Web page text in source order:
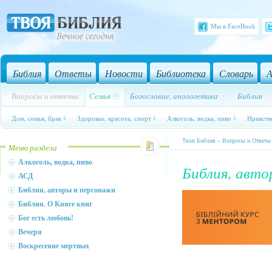
Мы в FaceBook
Библия Ответы Новости Библиотека Словарь
Вопросы и ответы: Семья Богословие, апологетика Библия
Дом, семья, брак Здоровье, красота, спорт Алкоголь, водка, пиво
Меню раздела
Алкоголь, водка, пиво
АСД
Библия, авторы и персонажи
Библия. О Книге книг
Бог есть любовь!
Вечеря
Воскресение мертвых
Твоя Библия » Вопросы и Ответы
Библия,